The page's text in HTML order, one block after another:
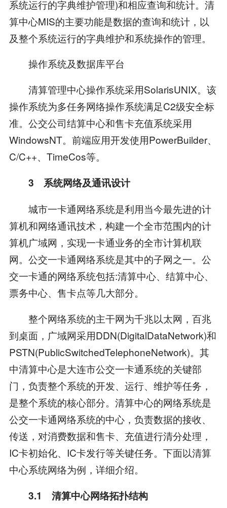
系统运行的字典维护管理)和相应查询和统计。清
算中心MIS的主要功能是数据的查询和统计，以
及整个系统运行的字典维护和系统操作的管理。
操作系统及数据库平台
清算管理中心操作系统采用SolarisUNIX。该
操作系统为多任务网络操作系统满足C2级安全标
准。公交公司结算中心和售卡充值系统采用
WindowsNT。前端应用开发使用PowerBuilder、
C/C++、TimeCos等。
3 系统网络及通讯设计
城市一卡通网络系统是利用当今最先进的计
算机和网络通讯技术，构建一个全市范围内的计
算机广域网，实现一卡通业务的全市计算机联
网。公交一卡通网络系统是其中的子网之一。公
交一卡通的网络系统包括:清算中心、结算中心、
票务中心、售卡点等几大部分。
整个网络系统的主干网为千兆以太网，百兆
到桌面，广域网采用DDN(DigitalDataNetwork)和
PSTN(PublicSwitchedTelephoneNetwork)。其
中清算中心是大连市公交一卡通系统的关键部
门，负责整个系统的开发、运行、维护等任务，
是整个系统的核心部分。清算中心的网络系统是
公交一卡通网络系统的中心，负责数据的接收、
传送，对消费数据和售卡、充值进行清分处理，
IC卡初始化、IC卡发行等关键任务。下面以清算
中心系统网络为例，详细介绍。
3.1 清算中心网络拓扑结构